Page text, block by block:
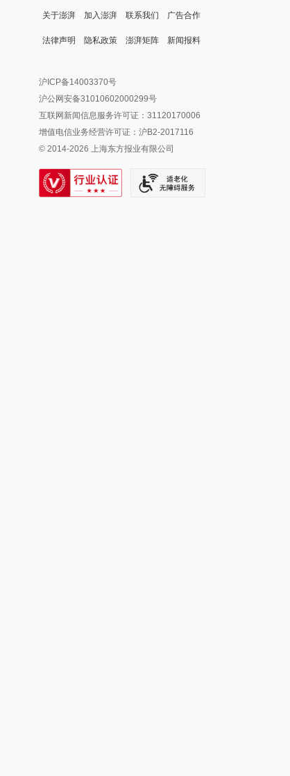
关于澎湃 加入澎湃 联系我们 广告合作
法律声明 隐私政策 澎湃矩阵
澎湃新闻公众号
澎湃新闻抖音号
派生万物开放平台
IP SHANGHAI
SIXTH TONE
新闻报料
报料邮箱: news@thepaper.cn
沪ICP备14003370号
沪公网安备31010602000299号
互联网新闻信息服务许可证：31120170006
增值电信业务经营许可证：沪B2-2017116
© 2014-2026 上海东方报业有限公司